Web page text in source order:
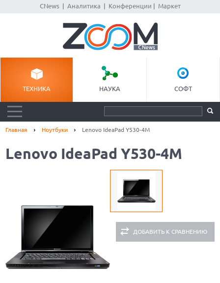
CNews| Аналитика Конференции Маркет
ТЕХНИКА НАУКА СОФТ
Главная Ноутбуки Lenovo IdeaPad Y530-4M
Lenovo IdeaPad Y530-4M
ДОБАВИТЬ К СРАВНЕНИЮ